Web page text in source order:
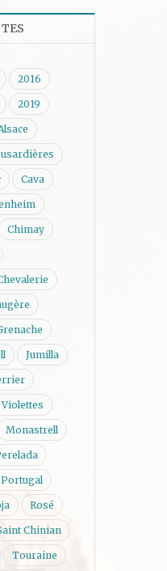
2016
2019
Cava
Chimay
Jumilla
Monastrell
Portugal
Rosé
Chinian
Touraine